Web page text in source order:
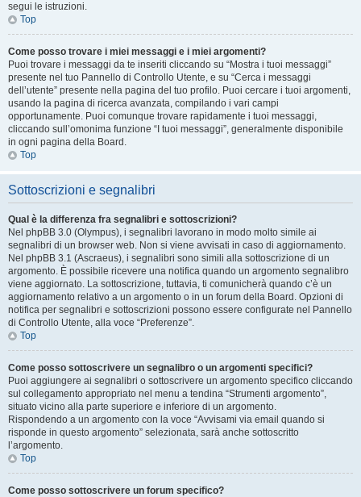
segui le istruzioni.
Top
Come posso trovare i miei messaggi e i miei argomenti?
Puoi trovare i messaggi da te inseriti cliccando su “Mostra i tuoi messaggi”
presente nel tuo Pannello di Controllo Utente, e su “Cerca i messaggi
dell’utente” presente nella pagina del tuo profilo. Puoi cercare i tuoi argomenti,
usando la pagina di ricerca avanzata, compilando i vari campi
opportunamente. Puoi comunque trovare rapidamente i tuoi messaggi,
cliccando sull’omonima funzione “I tuoi messaggi”, generalmente disponibile
in ogni pagina della Board.
Top
Sottoscrizioni e segnalibri
Qual è la differenza fra segnalibri e sottoscrizioni?
Nel phpBB 3.0 (Olympus), i segnalibri lavorano in modo molto simile ai
segnalibri di un browser web. Non si viene avvisati in caso di aggiornamento.
Nel phpBB 3.1 (Ascraeus), i segnalibri sono simili alla sottoscrizione di un
argomento. È possibile ricevere una notifica quando un argomento segnalibro
viene aggiornato. La sottoscrizione, tuttavia, ti comunicherà quando c’è un
aggiornamento relativo a un argomento o in un forum della Board. Opzioni di
notifica per segnalibri e sottoscrizioni possono essere configurate nel Pannello
di Controllo Utente, alla voce “Preferenze”.
Top
Come posso sottoscrivere un segnalibro o un argomenti specifici?
Puoi aggiungere ai segnalibri o sottoscrivere un argomento specifico cliccando
sul collegamento appropriato nel menu a tendina “Strumenti argomento”,
situato vicino alla parte superiore e inferiore di un argomento.
Rispondendo a un argomento con la voce “Avvisami via email quando si
risponde in questo argomento” selezionata, sarà anche sottoscritto
l’argomento.
Top
Come posso sottoscrivere un forum specifico?